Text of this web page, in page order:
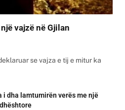
vajzë në Gjilan
se vajza e tij e mitur ka
i dha lamtumirën verës me një